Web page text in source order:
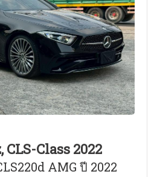
Class 2022
AMG ปี 2022